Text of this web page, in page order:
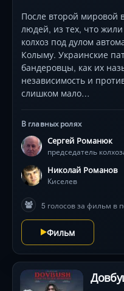
После второй мировой
людей, из тех, что
колхоз под дулом
Колыму. Украинские
бандеровцы, как их
независимость и
слишком мало…
В главных ролях
Сергей Романюк
председатель
Николай Романов
Киселев
5 голосов за фильм в
Фильм